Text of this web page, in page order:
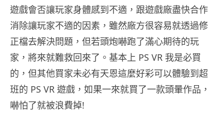
遊戲會否讓玩家身體感到不適，跟遊戲廠盡快合作
消除讓玩家不適的因素，雖然廠方很容易就透過修
正檔去解決問題，但若頭炮嚇跑了滿心期待的玩
家，將來就難救回來了。基本上 PS VR 我是必買
的，但其他買家未必有天恩這麼好彩可以體驗到超
班的 PS VR 遊戲，如果一來就買了一款頭暈作品，
嚇怕了就被浪費掉!